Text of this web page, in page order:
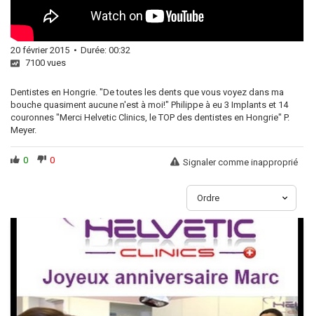
20 février 2015 • Durée: 00:32
7100 vues
Dentistes en Hongrie. "De toutes les dents que vous voyez dans ma
bouche quasiment aucune n'est à moi!" Philippe à eu 3 Implants et 14
couronnes "Merci Helvetic Clinics, le TOP des dentistes en Hongrie" P.
Meyer.
0 0 Signaler comme inapproprié